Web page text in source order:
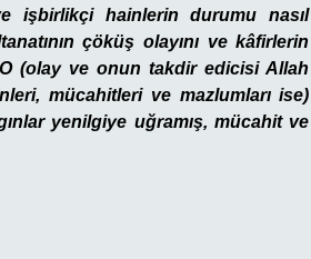
işbirlikçi hainlerin durumu nasıl
çöküş olayını ve kâfirlerin
O (olay ve onun takdir edicisi Allah
mücahitleri ve mazlumları ise)
yenilgiye uğramış, mücahit ve